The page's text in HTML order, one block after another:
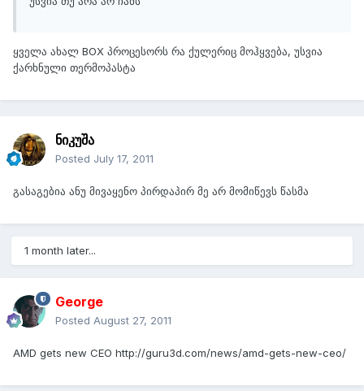
ყველა ახალ BOX პროცესორს რა ქულერიც მოჰყვება, უსვია
ქარხნული თერმოპასტა
ნიკუშა
Posted July 17, 2011
გასაგებია ანუ მივაყენო პირდაპირ მე არ მომიწევს წასმა
1 month later...
George
Posted August 27, 2011
AMD gets new CEO http://guru3d.com/news/amd-gets-new-ceo/